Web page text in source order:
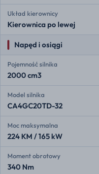
Układ kierownicy
Kierownica po lewej
Napęd i osiągi
Pojemność silnika
2000 cm3
Model silnika
CA4GC20TD-32
Moc maksymalna
224 KM / 165 kW
Moment obrotowy
340 Nm